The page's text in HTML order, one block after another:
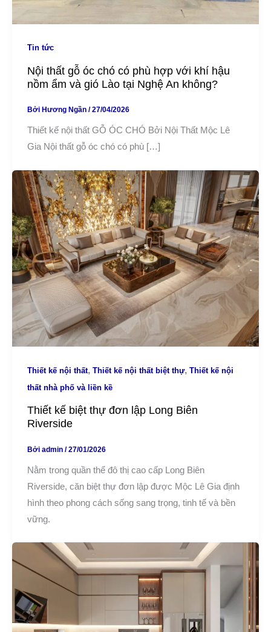
Tin tức
Nội thất gỗ óc chó có phù hợp với khí hậu
nồm ẩm và gió Lào tại Nghệ An không?
Bởi Hương Ngần /27/04/2026
Thiết kế nội thất GỖ ÓC CHÓ Bởi Nội Thất Mộc Lê
Gia Nội thất gỗ óc chó có phù […]
Thiết kế nội thất, Thiết kế nội thất biệt thự, Thiết kế nội
thất nhà phố và liền kề
Thiết kế biệt thự đơn lập Long Biên
Riverside
Bởi admin /27/01/2026
Nằm trong quần thể đô thị cao cấp Long Biên
Riverside, căn biệt thự đơn lập được Mộc Lê Gia định
hình theo phong cách sống sang trọng, tinh tế và bền
vững.